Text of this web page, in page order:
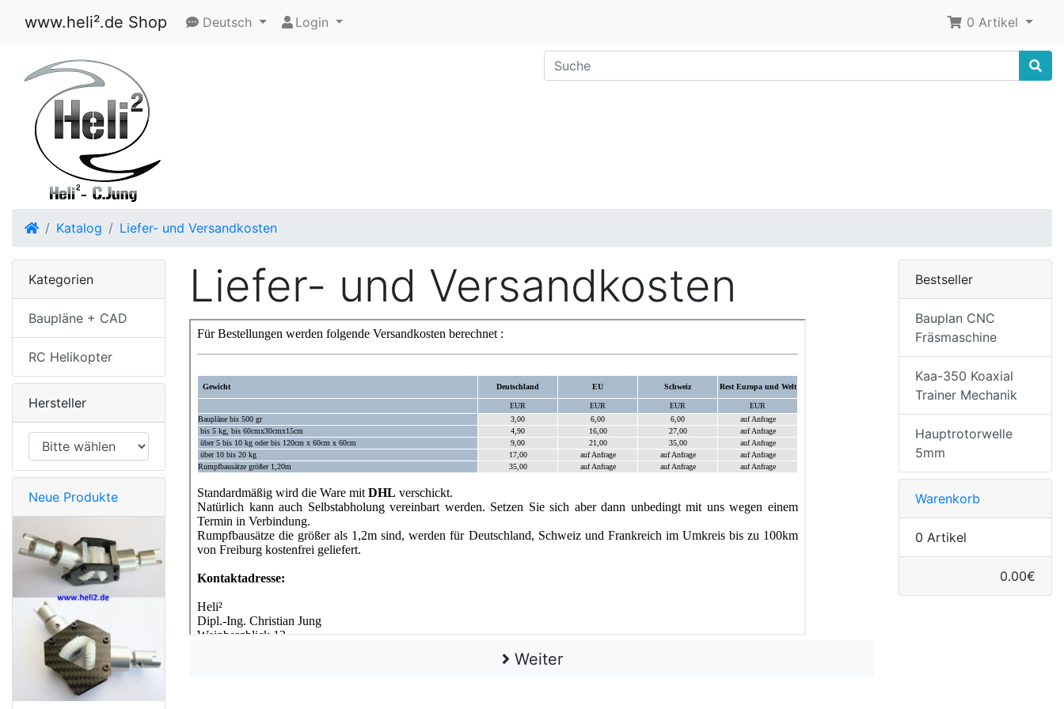
www.heli².de Shop Deutsch Login 0 Artikel
Startseite
Katalog Liefer- und Versandkosten
Liefer- und Versandkosten
Weiter
Kategorien
Baupläne + CAD
RC Helikopter
Hersteller
Neue Produkte
Bestseller
Bauplan CNC
Fräsmaschine
Kaa-350 Koaxial
Trainer Mechanik
Hauptrotorwelle
5mm
Warenkorb
0 Artikel
0.00€